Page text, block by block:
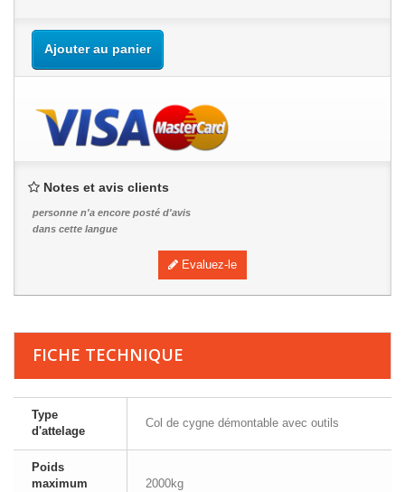
Ajouter au panier
Notes et avis clients
personne n'a encore posté d'avis
dans cette langue
Evaluez-le
FICHE TECHNIQUE
Type
d'attelage
Col de cygne démontable avec outils
Poids
maximum
2000kg